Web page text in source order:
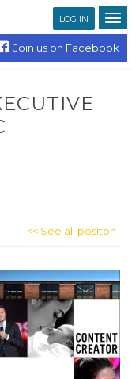
LOG IN
Join us on Facebook
<< See all positon